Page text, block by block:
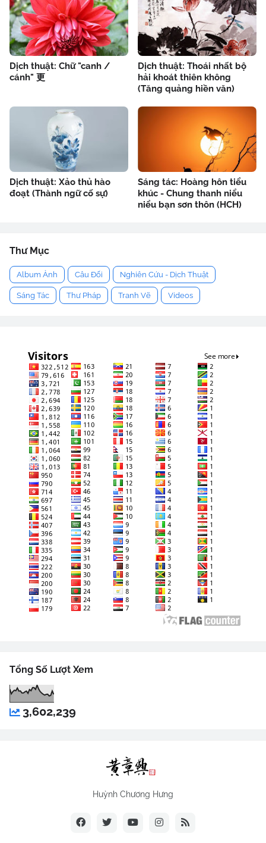
Dịch thuật: Chữ "canh /
cánh" 更
Dịch thuật: Thoái nhất bộ
hải khoát thiên không
(Tăng quảng hiền văn)
Dịch thuật: Xảo thủ hào
đoạt (Thành ngữ cố sự)
Sáng tác: Hoàng hôn tiểu
khúc - Chung thanh niểu
niểu bạn sơn thôn (HCH)
Thư Mục
Album Ảnh Câu Đối Nghiên Cứu - Dịch Thuật
Sáng Tác Thư Pháp Tranh Vẽ Videos
Tổng Số Lượt Xem
3,602,239
Huỳnh Chương Hưng